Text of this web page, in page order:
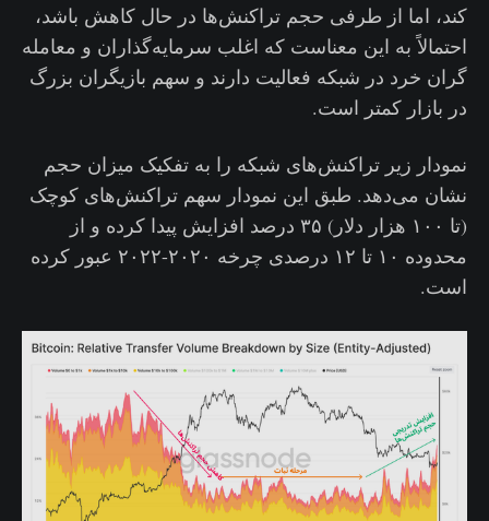
کند، اما از طرفی حجم تراکنش‌ها در حال کاهش باشد،
احتمالاً به این معناست که اغلب سرمایه‌گذاران و معامله
گران خرد در شبکه فعالیت دارند و سهم بازیگران بزرگ
در بازار کمتر است.
نمودار زیر تراکنش‌های شبکه را به تفکیک میزان حجم
نشان می‌دهد. طبق این نمودار سهم تراکنش‌های کوچک
(تا ۱۰۰ هزار دلار) ۳۵ درصد افزایش پیدا کرده و از
محدوده ۱۰ تا ۱۲ درصدی چرخه ۲۰۲۰-۲۰۲۲ عبور کرده
است.